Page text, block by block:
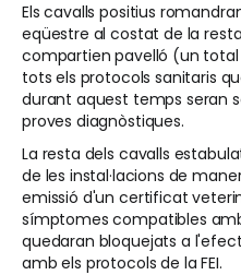
Els cavalls positius
eqüestre al costat de la
compartien pavelló (un
tots els protocols sanitaris
durant aquest temps seran
proves diagnòstiques.
La resta dels cavalls
de les instal·lacions de
emissió d'un certificat
símptomes compatibles
quedaran bloquejats a
amb els protocols de la FEI.